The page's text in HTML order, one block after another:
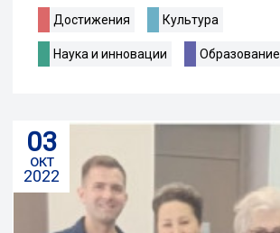
Достижения Культура
Наука и инновации Образование
03
окт
2022